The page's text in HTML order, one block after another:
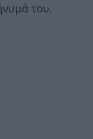
του.